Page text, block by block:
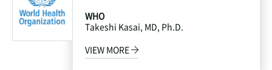
WHO
Takeshi Kasai, MD, Ph.D.
VIEW MORE